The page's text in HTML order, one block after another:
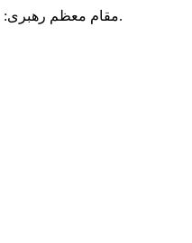
مقام معظم رهبری: در طول تاریخ، رنگ های گوناگون بر سیاست این کشور پهناور سایه افکند؛ اما رنگ ثابت مردم گیلان، رنگ ایمان بود.